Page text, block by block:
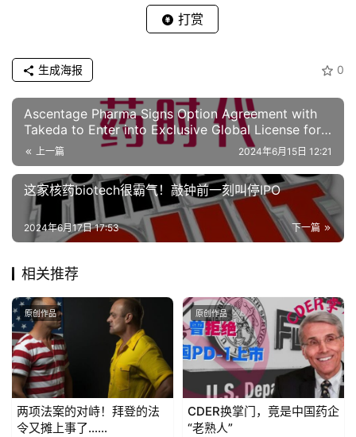
打赏
0
生成海报
Ascentage Pharma Signs Option Agreement with
Takeda to Enter into Exclusive Global License for
Olverembatinib, a Third-Generation BCR-ABL
上一篇 2024年6月15日 12:21
这家核药biotech很霸气！敲钟前一刻叫停IPO
下一篇
2024年6月17日 17:53
相关推荐
原创作品
两项法案的对峙！拜登的法
令又摊上事了……
原创作品
CDER换掌门，竟是中国药企
“老熟人”